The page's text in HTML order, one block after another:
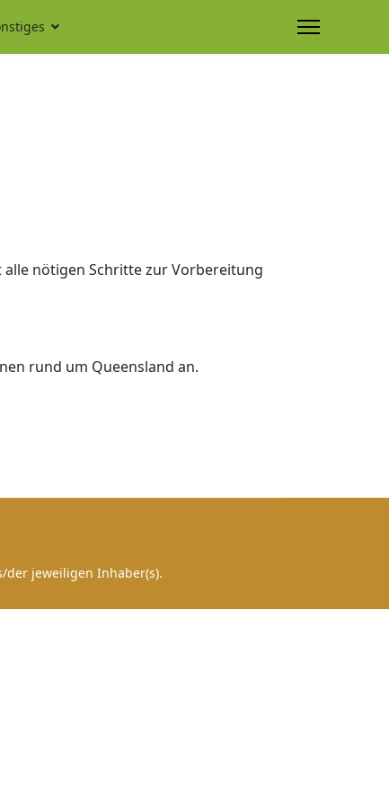
alle nötigen Schritte zur Vorbereitung
rund um Queensland an.
der jeweiligen Inhaber(s).